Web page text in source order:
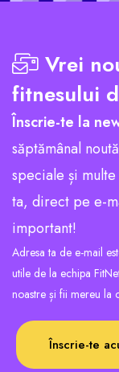
Vrei
fitnesului
Înscrie-te la
săptămânal
speciale și
ta, direct pe e-
important!
Adresa ta de e-mail
utile de la echipa
noastre și fii mereu la
Înscrie-te